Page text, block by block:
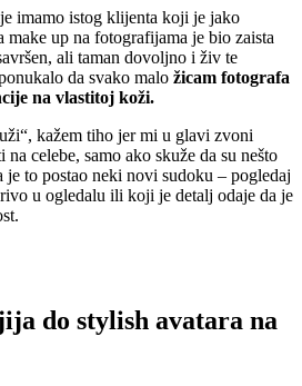
imamo istog klijenta koji je jako
up na fotografijama je bio zaista
ali taman dovoljno i živ te
da svako malo žicam fotografa
na vlastitoj koži.
kažem tiho jer mi u glavi zvoni
celebe, samo ako skuže da su nešto
je to postao neki novi sudoku – pogledaj
u ogledalu ili koji je detalj odaje da je
do stylish avatara na